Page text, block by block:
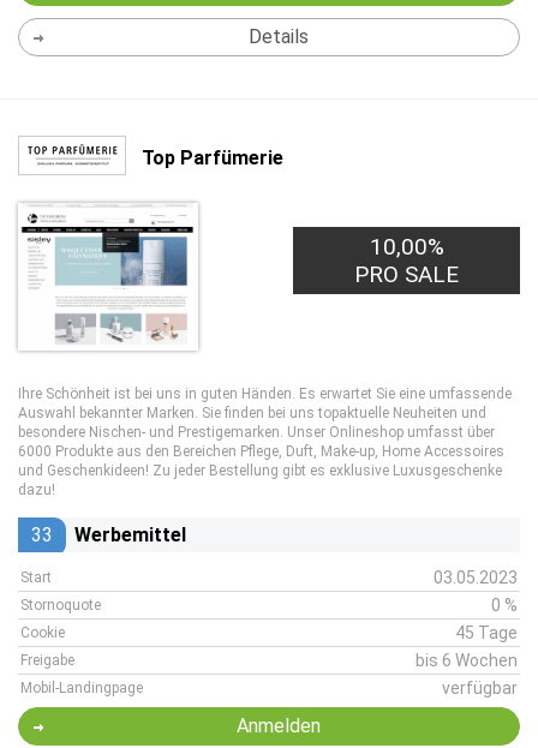
Details
Top Parfümerie
10,00%
PRO SALE
Ihre Schönheit ist bei uns in guten Händen. Es erwartet Sie eine umfassende
Auswahl bekannter Marken. Sie finden bei uns topaktuelle Neuheiten und
besondere Nischen- und Prestigemarken. Unser Onlineshop umfasst über
6000 Produkte aus den Bereichen Pflege, Duft, Make-up, Home Accessoires
und Geschenkideen! Zu jeder Bestellung gibt es exklusive Luxusgeschenke
dazu!
33 Werbemittel
Start 03.05.2023
Stornoquote 0 %
Cookie 45 Tage
Freigabe bis 6 Wochen
Mobil-Landingpage verfügbar
Anmelden